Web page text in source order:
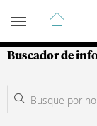
Guía de
Buscador de